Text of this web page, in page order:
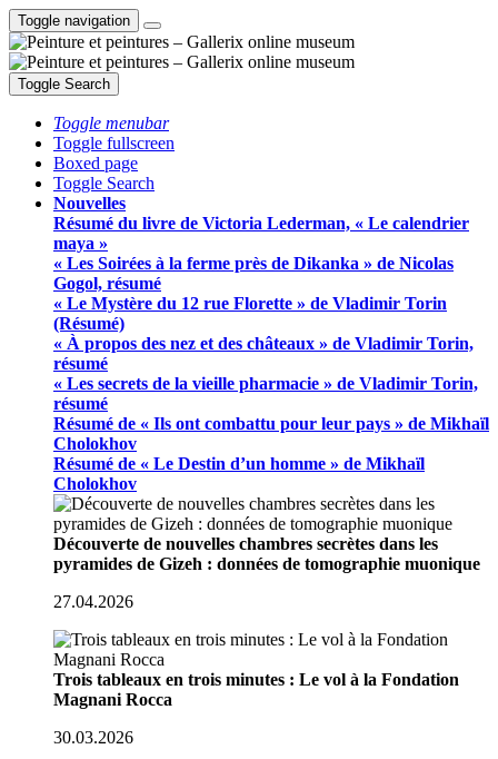
Toggle navigation
Toggle Search
Toggle menubar
Toggle fullscreen
Boxed page
Toggle Search
Nouvelles
Résumé du livre de Victoria Lederman, « Le calendrier
maya »
« Les Soirées à la ferme près de Dikanka » de Nicolas
Gogol, résumé
« Le Mystère du 12 rue Florette » de Vladimir Torin
(Résumé)
« À propos des nez et des châteaux » de Vladimir Torin,
résumé
« Les secrets de la vieille pharmacie » de Vladimir Torin,
résumé
Résumé de « Ils ont combattu pour leur pays » de Mikhaïl
Cholokhov
Résumé de « Le Destin d’un homme » de Mikhaïl
Cholokhov
Découverte de nouvelles chambres secrètes dans les
pyramides de Gizeh : données de tomographie muonique
27.04.2026
Trois tableaux en trois minutes : Le vol à la Fondation
Magnani Rocca
30.03.2026